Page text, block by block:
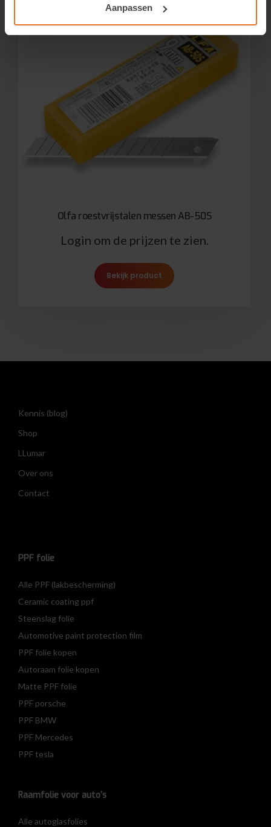
Aanpassen
Olfa roestvrijstalen messen AB-50S
Login om de prijzen te zien.
Bekijk product
Kennis (blog)
Shop
LLumar
Over ons
Contact
PPF folie
Alle PPF (lakbescherming)
Ceramic coating ppf
Steenslag folie
Automotive paint protection film
PPF folie kopen
Autoraam folie kopen
Matte PPF folie
PPF porsche
PPF BMW
PPF Mercedes
PPF tesla
Raamfolie voor auto’s
Alle autoglasfolies